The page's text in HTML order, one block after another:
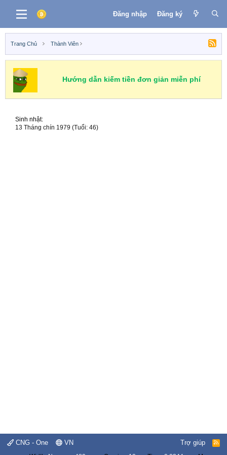
Đăng nhập Đăng ký
Trang Chủ Thành Viên
Hướng dẫn kiếm tiền đơn giản miễn phí
Sinh nhật
13 Tháng chín 1979 (Tuổi: 46)
CNG - One VN Trợ giúp
R